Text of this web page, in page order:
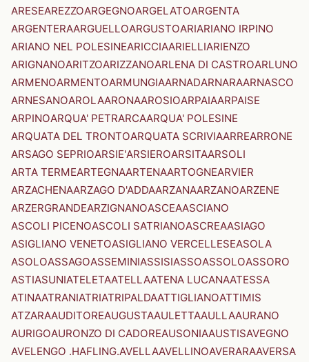
ARESEAREZZOARGEGNOARGELATOARGENTA
ARGENTERAARGUELLOARGUSTOARIARIANO IRPINO
ARIANO NEL POLESINEARICCIAARIELLIARIENZO
ARIGNANOARITZOARIZZANOARLENA DI CASTROARLUNO
ARMENOARMENTOARMUNGIAARNADARNARAARNASCO
ARNESANOAROLAARONAAROSIOARPAIAARPAISE
ARPINOARQUA' PETRARCAARQUA' POLESINE
ARQUATA DEL TRONTOARQUATA SCRIVIAARREARRONE
ARSAGO SEPRIOARSIE'ARSIEROARSITAARSOLI
ARTA TERMEARTEGNAARTENAARTOGNEARVIER
ARZACHENAARZAGO D'ADDAARZANAARZANOARZENE
ARZERGRANDEARZIGNANOASCEAASCIANO
ASCOLI PICENOASCOLI SATRIANOASCREAASIAGO
ASIGLIANO VENETOASIGLIANO VERCELLESEASOLA
ASOLOASSAGOASSEMINIASSISIASSOASSOLOASSORO
ASTIASUNIATELETAATELLAATENA LUCANAATESSA
ATINAATRANIATRIATRIPALDAATTIGLIANOATTIMIS
ATZARAAUDITOREAUGUSTAAULETTAAULLAAURANO
AURIGOAURONZO DI CADOREAUSONIAAUSTISAVEGNO
AVELENGO .HAFLING.AVELLAAVELLINOAVERARAAVERSA